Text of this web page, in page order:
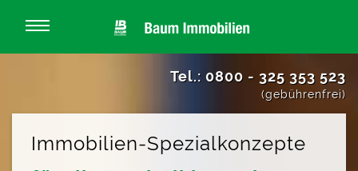
Tel.: 0800 - 325 353 523
(gebührenfrei)
Immobilien-Spezialkonzepte